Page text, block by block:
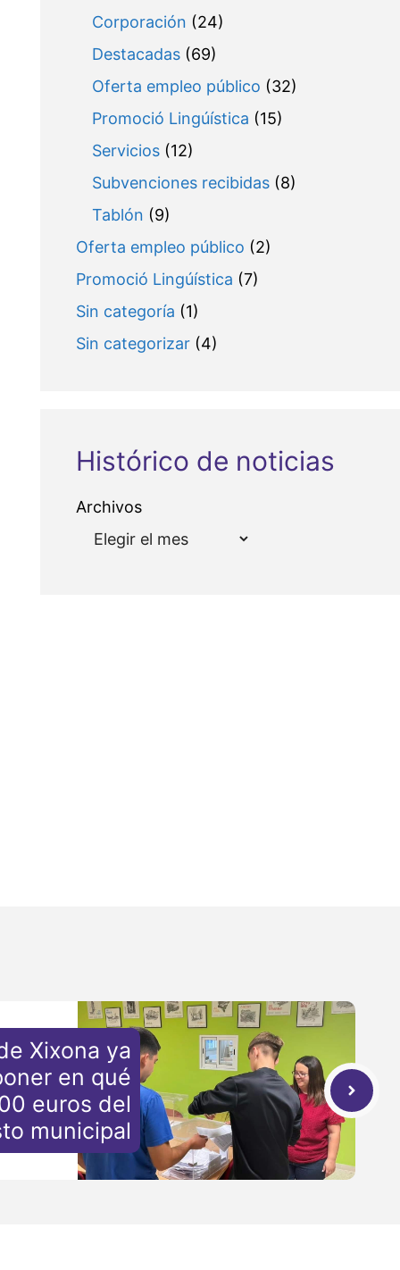
Corporación (24)
Destacadas(69)
Oferta empleo público (32)
Promoció Lingúística (15)
Servicios(12)
Subvenciones recibidas(8)
Tablón (9)
Oferta empleo público (2)
Promoció Lingúística (7)
Sin categoría (1)
Sin categorizar(4)
Histórico de noticias
Archivos
Xixona ya
en qué
euros del
municipal